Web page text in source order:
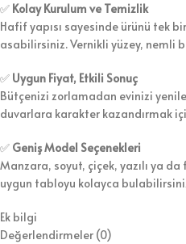
✅ Kolay Kurulum ve Temizlik
Hafif yapısı sayesinde ürünü tek
asabilirsiniz. Vernikli yüzey, nemli
✅ Uygun Fiyat, Etkili Sonuç
Bütçenizi zorlamadan evinizi
duvarlara karakter kazandırmak
✅ Geniş Model Seçenekleri
Manzara, soyut, çiçek, yazılı ya
uygun tabloyu kolayca
Ek bilgi
Değerlendirmeler (0)